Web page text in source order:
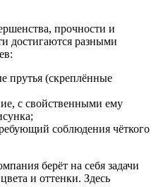
прочности и
достигаются разными
прутья (скреплённые
с свойственными ему
соблюдения чёткого
берёт на себя задачи
и оттенки. Здесь